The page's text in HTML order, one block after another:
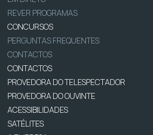
REVER PROGRAMAS
CONCURSOS
PERGUNTAS FREQUENTES
CONTACTOS
CONTACTOS
PROVEDORA DO TELESPECTADOR
PROVEDORA DO OUVINTE
ACESSIBILIDADES
SATÉLITES